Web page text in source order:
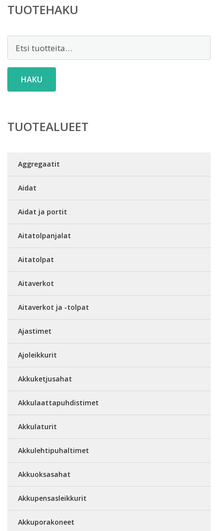
TUOTEHAKU
HAKU
TUOTEALUEET
Aggregaatit
Aidat
Aidat ja portit
Aitatolpanjalat
Aitatolpat
Aitaverkot
Aitaverkot ja -tolpat
Ajastimet
Ajoleikkurit
Akkuketjusahat
Akkulaattapuhdistimet
Akkulaturit
Akkulehtipuhaltimet
Akkuoksasahat
Akkupensasleikkurit
Akkuporakoneet